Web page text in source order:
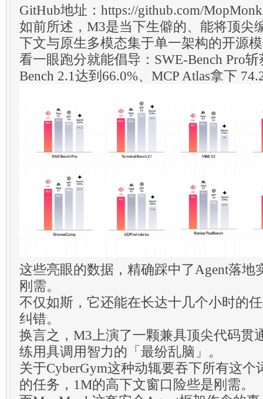
GitHub地址：https://github.com/
如前所述，M3是当下生僻的、能将顶尖
下文与原生多模态集于单一架构的开源
看一眼跑分就能倡导：SWE-Bench Pro斩
Bench 2.1达到66.0%、MCP Atlas拿下
这些亮眼的数据，精确踩中了Agent落地
刚需。
不仅如斯，它还能在长达十几个小时的
纠错。
换言之，M3上演了一颗兼具顶尖代码贯
练用具调用智力的「最纷乱脑」。
关于CyberGym这种动辄要吞下所有这
的任务，1M的高下文窗口险些是刚需。